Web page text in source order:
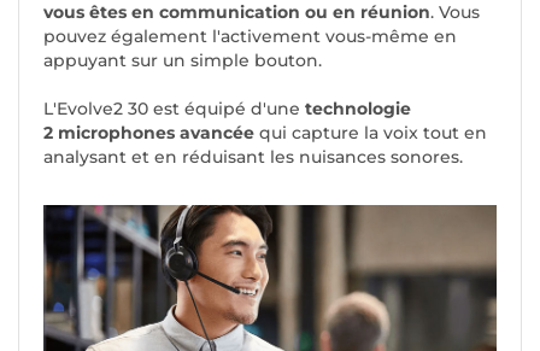
vous êtes en communication ou en réunion. Vous
pouvez également l'activement vous-même en
appuyant sur un simple bouton.
L'Evolve2 30 est équipé d'une technologie
2 microphones avancée qui capture la voix tout en
analysant et en réduisant les nuisances sonores.